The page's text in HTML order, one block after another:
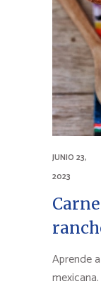
JUNIO 23,
2023
Aprende
mexicana.